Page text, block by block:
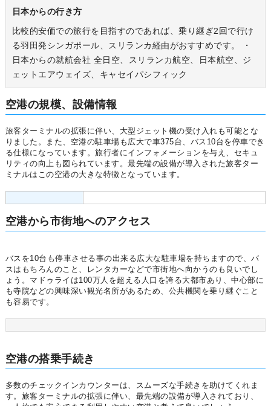
日本からの行き方
比較的安価での旅行を目指すのであれば、乗り継ぎ2回で行け
る羽田発シンガポール、スリランカ経由がおすすめです。 ・
日本からの就航会社 全日空、スリランカ航空、日本航空、ジ
ェットエアウェイズ、キャセイパシフィック
空港の規模、設備情報
旅客ターミナルの拡張に伴い、大型ジェット機の受け入れも可能とな
りました。また、空港の駐車場も広大で車375台、バス10台を停車でき
る仕様になっています。旅行者にインフォメーションを与え、セキュ
リティの向上も図られています。最先端の設備が導入された旅客ター
ミナルはこの空港の大きな特徴となっています。
空港から市街地へのアクセス
バスを10台も停車させる事の出来る広大な駐車場を持ちますので、バ
スはもちろんのこと、レンタカーなどで市街地へ向かうのも良いでし
ょう。マドゥライは100万人を超える人口を誇る大都市あり、中心部に
も寺院などの興味深い観光名所があるため、公共機関を乗り継ぐこと
も容易です。
空港の搭乗手続き
多数のチェックインカウンターは、スムーズな手続きを助けてくれま
す。旅客ターミナルの拡張に伴い、最先端の設備が導入されており、